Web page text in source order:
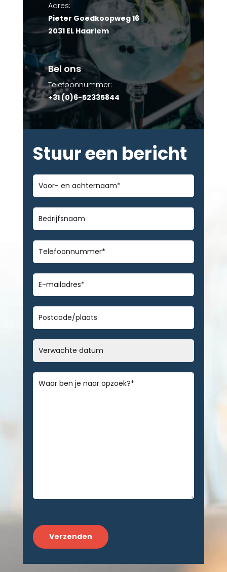
Adres:
Pieter Goedkoopweg 16
2031 EL Haarlem
Bel ons
Telefoonnummer:
+31 (0)6-52335844
Stuur een bericht
Voor-
en
achternaam*
Bedrijfsnaam
Telefoonnummer*
E-
mailadres*
Geen
titel
Datum
MM
DD
Bericht*